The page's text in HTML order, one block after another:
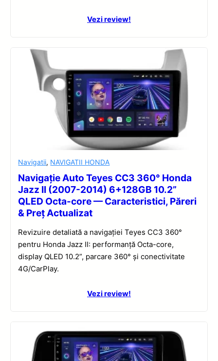
Vezi review!
Navigatii, NAVIGATII HONDA
Navigație Auto Teyes CC3 360° Honda
Jazz II (2007-2014) 6+128GB 10.2”
QLED Octa-core — Caracteristici, Păreri
& Preț Actualizat
Revizuire detaliată a navigației Teyes CC3 360°
pentru Honda Jazz II: performanță Octa-core,
display QLED 10.2”, parcare 360° și conectivitate
4G/CarPlay.
Vezi review!